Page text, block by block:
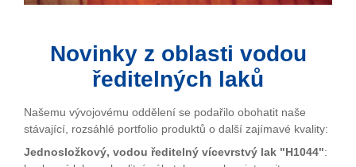
Novinky z oblasti vodou
ředitelných laků
Našemu vývojovému oddělení se podařilo obohatit naše
stávající, rozsáhlé portfolio produktů o další zajímavé kvality:
Jednosložkový, vodou ředitelný vícevrstvý lak "H1044":